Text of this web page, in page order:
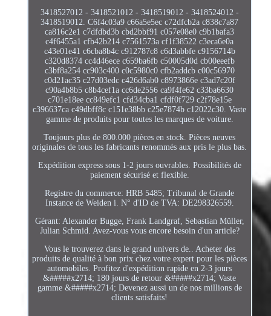
3418527012 - 3418521012 - 3418519012 - 3418524012 -
3418519012. C6f4c03a9 c66a5e5ec c72dfcb2a c838c7a87
ca816c2e1 c7dfdbd3b cbd2bbf91 c057e08e0 c9b1bafa3
c4f6455a1 cfb42b214 c7561573a cf1f38522 c3eca6e0a
c43e01e41 c6cba8b4c c912787c8 c6d3abbfe c9156714b
c320d8374 cc4d46ece c659ba6fb c50005d0d cb00eeefb
c3bf8a254 cc903c400 c0c5980c0 cfb2addcb c00c56970
c0d21ac35 c27d03edc c426d6ab0 c8973866e c3ad7c20f
c90a4b8b5 c8b4cef1a cc6de2556 ca9f4fe62 c33ba6630
c701e18ee cc849efc1 cfd34cba1 cfdf0f729 c2f78e15e
c396637ca c49dbff8c c151e38bb c25e7874b c12022c30. Vaste
gamme de produits pour toutes les marques de voiture.
Toujours plus de 800.000 pièces en stock. Pièces neuves
originales de tous les fabricants renommés aux pris le plus bas.
Expédition express sous 1-2 jours ouvrables. Possibilités de
paiement sécurisé et flexible.
Registre du commerce: HRB 5485; Tribunal de Grande
Instance de Weiden i. N° d'ID de TVA: DE298326559.
Gérant: Alexander Bugge, Frank Landgraf, Sebastian Müller,
Julian Schmid. Avez-vous vous encore besoin d'un article?
Vous le trouverez dans le grand univers de.. Acheter des
produits de qualité à bon prix chez votre expert pour les pièces
automobiles. Profitez d'expédition rapide en 2-3 jours
&#####x2714; 180 jours de retour &#####x2714; Vaste
gamme &#####x2714; Devenez aussi un de nos millions de
clients satisfaits!